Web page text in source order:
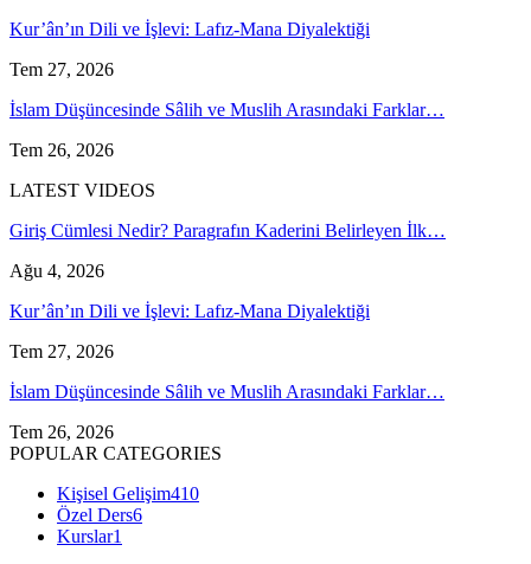
Kur’ân’ın Dili ve İşlevi: Lafız-Mana Diyalektiği
Tem 27, 2026
İslam Düşüncesinde Sâlih ve Muslih Arasındaki Farklar…
Tem 26, 2026
LATEST VIDEOS
Giriş Cümlesi Nedir? Paragrafın Kaderini Belirleyen İlk…
Ağu 4, 2026
Kur’ân’ın Dili ve İşlevi: Lafız-Mana Diyalektiği
Tem 27, 2026
İslam Düşüncesinde Sâlih ve Muslih Arasındaki Farklar…
Tem 26, 2026
POPULAR CATEGORIES
Kişisel Gelişim410
Özel Ders6
Kurslar1